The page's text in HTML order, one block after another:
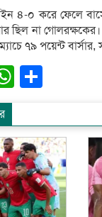
৪-০ করে ফেলে
না গোলরক্ষকের।
৭৯ পয়েন্ট